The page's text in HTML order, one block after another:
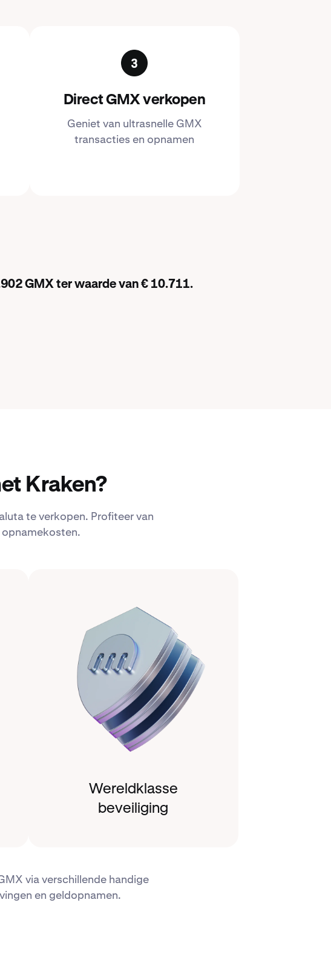
Direct GMX verkopen
Geniet van ultrasnelle GMX
transacties en opnamen
GMX ter waarde van € 10.711.
Kraken?
te verkopen. Profiteer van
Wereldklasse
beveiliging
via verschillende handige
en geldopnamen.